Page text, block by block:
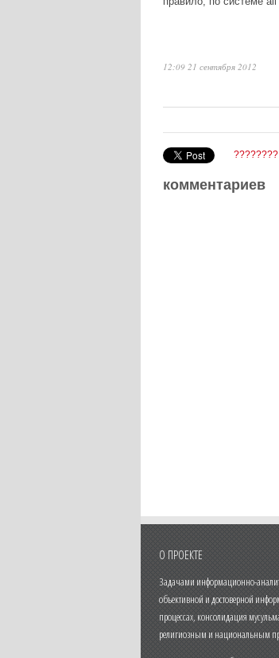
12:09 21 сентября 2012
????????
комментариев
О ПРОЕКТЕ
Задачами информационно-
объективной и достоверной
процессах, консолидация
религиозным и национальным